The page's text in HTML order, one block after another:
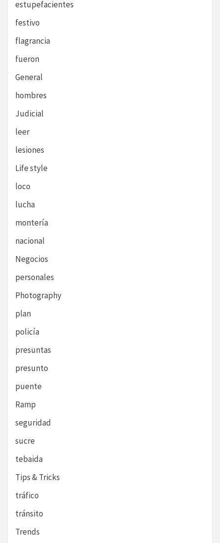
estupefacientes
festivo
flagrancia
fueron
General
hombres
Judicial
leer
lesiones
Life style
loco
lucha
montería
nacional
Negocios
personales
Photography
plan
policía
presuntas
presunto
puente
Ramp
seguridad
sucre
tebaida
Tips & Tricks
tráfico
tránsito
Trends